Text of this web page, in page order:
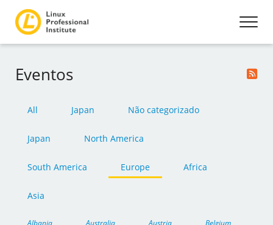
Eventos
All Japan Não categorizado
Japan North America
South America Europe Africa
Asia
Albania Australia Austria Belgium